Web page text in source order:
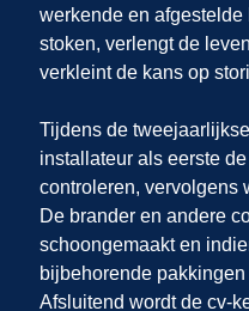
werkende en
stoken, verlengt de
verkleint de kans op
Tijdens de
installateur als eerste
controleren, vervolgens
De brander en andere
schoongemaakt en
bijbehorende
Afsluitend wordt de cv-